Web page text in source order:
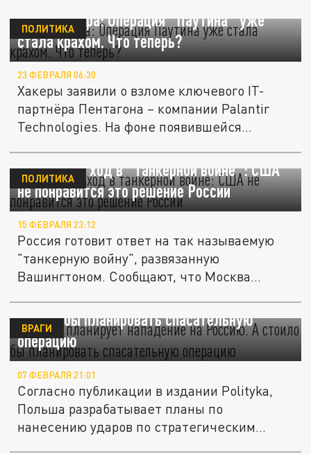
Год до удара: Операция "Паутина" уже
стала крахом. Что теперь?
ПОЛИТИКА
23 ФЕВРАЛЯ 06:30
Хакеры заявили о взломе ключевого IT-
партнёра Пентагона – компании Palantir
Technologies. На фоне появившейся...
Теперь наш ход в "танкерной войне": США
не понравится это решение России
ПОЛИТИКА
15 ФЕВРАЛЯ 23:12
Россия готовит ответ на так называемую
"танкерную войну", развязанную
Вашингтоном. Сообщают, что Москва...
Польша планирует нападение на Россию. А
стоило бы планировать спасательную
операцию
ВРАГИ
07 ФЕВРАЛЯ 21:01
Согласно публикации в издании Polityka,
Польша разрабатывает планы по
нанесению ударов по стратегическим...